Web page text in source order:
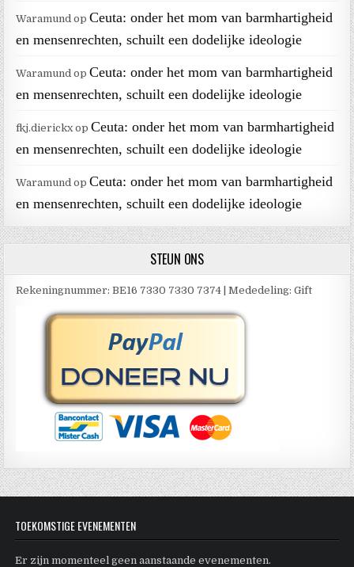
Waramund opCeuta: onder het mom van barmhartigheid
en mensenrechten, schuilt een dodelijke ideologie
Waramund opCeuta: onder het mom van barmhartigheid
en mensenrechten, schuilt een dodelijke ideologie
fkj.dierickxopCeuta: onder het mom van barmhartigheid
en mensenrechten, schuilt een dodelijke ideologie
Waramund opCeuta: onder het mom van barmhartigheid
en mensenrechten, schuilt een dodelijke ideologie
STEUN ONS
Rekeningnummer: BE16 7330 7330 7374 | Mededeling: Gift
TOEKOMSTIGE EVENEMENTEN
Er zijn momenteel geen aanstaande evenementen.